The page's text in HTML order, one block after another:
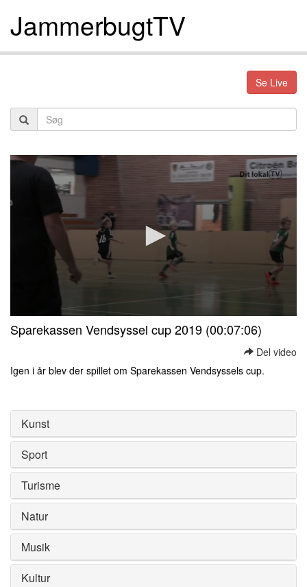
JammerbugtTV
Se Live
seconds
seconds
Sparekassen Vendsyssel cup 2019 (00:07:06)
Del video
Igen i år blev der spillet om Sparekassen Vendsyssels cup.
of
seconds
Kunst
Sport
Turisme
Natur
Musik
Kultur